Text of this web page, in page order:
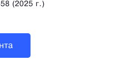
(2025 г.)